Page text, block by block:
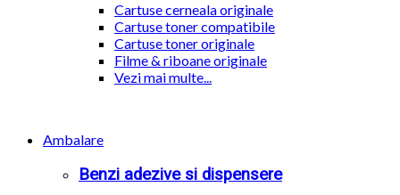
Cartuse cerneala originale
Cartuse toner compatibile
Cartuse toner originale
Filme & riboane originale
Vezi mai multe...
Ambalare
Benzi adezive si dispensere